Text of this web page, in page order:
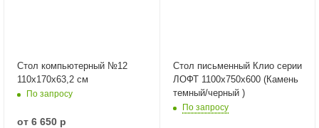
Стол компьютерный №12
110х170х63,2 см
По запросу
от 6 650 р
Стол письменный Клио серии
ЛОФТ 1100х750х600 (Камень
темный/черный )
По запросу